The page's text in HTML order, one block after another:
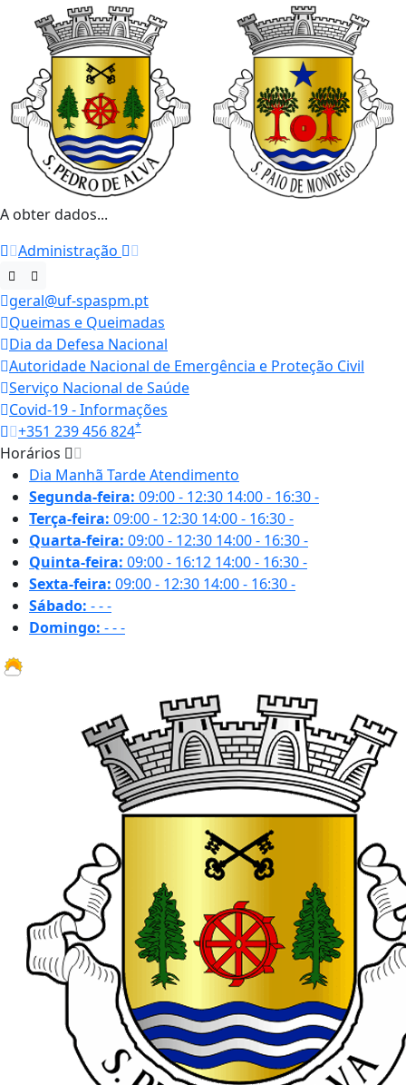
A obter dados...
Administração
geral@uf-spaspm.pt
Queimas e Queimadas
Dia da Defesa Nacional
Autoridade Nacional de Emergência e Proteção Civil
Serviço Nacional de Saúde
Covid-19 - Informações
+351 239 456 824*
Horários
Dia Manhã TardeAtendimento
Segunda-feira: 09:00 - 12:30 14:00 - 16:30-
Terça-feira: 09:00 - 12:30 14:00 - 16:30-
Quarta-feira: 09:00 - 12:30 14:00 - 16:30-
Quinta-feira: 09:00 - 16:12 14:00 - 16:30-
Sexta-feira: 09:00 - 12:30 14:00 - 16:30-
Sábado: ---
Domingo: ---